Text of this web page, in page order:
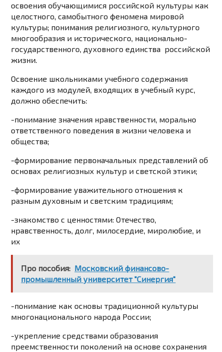
освоения обучающимися российской культуры как
целостного, самобытного феномена мировой
культуры; понимания религиозного, культурного
многообразия и исторического, национально-
государственного, духовного единства российской
жизни.
Освоение школьниками учебного содержания
каждого из модулей, входящих в учебный курс,
должно обеспечить:
-понимание значения нравственности, морально
ответственного поведения в жизни человека и
общества;
-формирование первоначальных представлений об
основах религиозных культур и светской этики;
-формирование уважительного отношения к
разным духовным и светским традициям;
-знакомство с ценностями: Отечество,
нравственность, долг, милосердие, миролюбие, и
их
Про пособия: Московский финансово-
промышленный университет "Синергия"
-понимание как основы традиционной культуры
многонационального народа России;
-укрепление средствами образования
преемственности поколений на основе сохранения